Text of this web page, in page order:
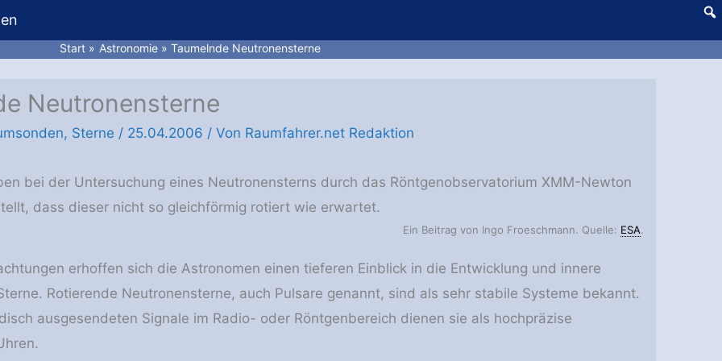
Start Astronomie Taumelnde Neutronensterne
Neutronensterne
, Sterne / 25.04.2006 / Von Raumfahrer.net Redaktion
bei der Untersuchung eines Neutronensterns durch das Röntgenobservatorium XMM-Newton
dass dieser nicht so gleichförmig rotiert wie erwartet.
Ein Beitrag von Ingo Froeschmann. Quelle: ESA.
erhoffen sich die Astronomen einen tieferen Einblick in die Entwicklung und innere
Rotierende Neutronensterne, auch Pulsare genannt, sind als sehr stabile Systeme bekannt.
ausgesendeten Signale im Radio- oder Röntgenbereich dienen sie als hochpräzise